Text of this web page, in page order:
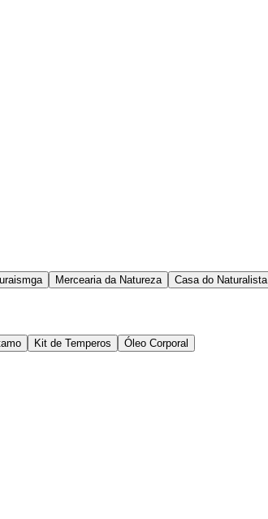
Mercearia da Natureza Casa do Naturalista
Kit de Temperos Óleo Corporal